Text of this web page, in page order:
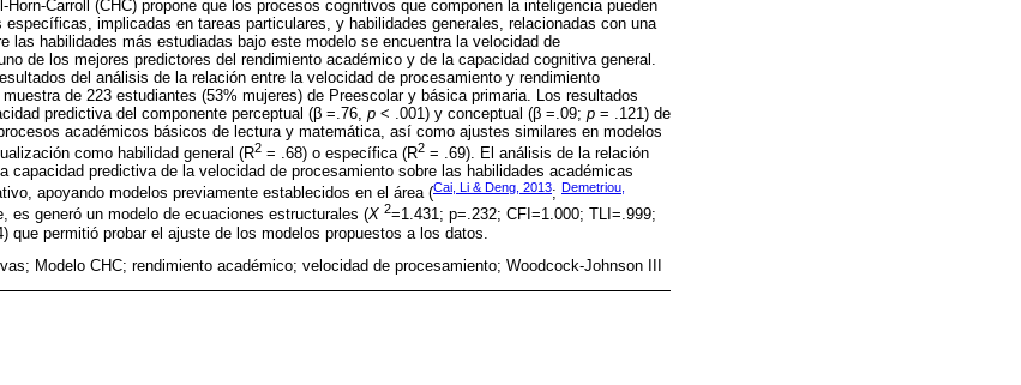
Carroll (CHC) propone que los procesos cognitivos que componen la inteligencia pueden
implicadas en tareas particulares, y habilidades generales, relacionadas con una
las habilidades más estudiadas bajo este modelo se encuentra la velocidad de
de los mejores predictores del rendimiento académico y de la capacidad cognitiva general.
del análisis de la relación entre la velocidad de procesamiento y rendimiento
de 223 estudiantes (53% mujeres) de Preescolar y básica primaria. Los resultados
predictiva del componente perceptual (β =.76, p < .001) y conceptual (β =.09; p = .121) de
académicos básicos de lectura y matemática, así como ajustes similares en modelos
como habilidad general (R2 = .68) o específica (R2 = .69). El análisis de la relación
capacidad predictiva de la velocidad de procesamiento sobre las habilidades académicas
apoyando modelos previamente establecidos en el área (Cai, Li & Deng, 2013; Demetriou,
es generó un modelo de ecuaciones estructurales (X 2=1.431; p=.232; CFI=1.000; TLI=.999;
que permitió probar el ajuste de los modelos propuestos a los datos.
Modelo CHC; rendimiento académico; velocidad de procesamiento; Woodcock-Johnson III